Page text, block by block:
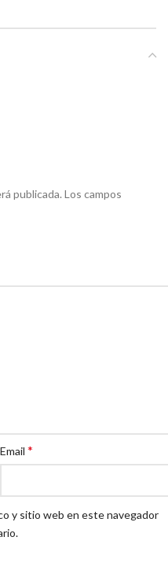
publicada. Los campos
Email *
y sitio web en este navegador